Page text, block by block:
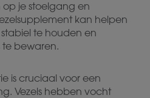
je stoelgang en
kan helpen
te houden en
bewaren.
is cruciaal voor een
Vezels hebben vocht